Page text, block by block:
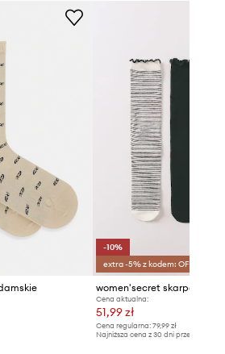
-10%
extra -5% z kodem: OFF*
Cena aktualna:
51,99 zł
Cena regularna: 79,99 zł
Najniższa cena z 30 dni przed obniżką: